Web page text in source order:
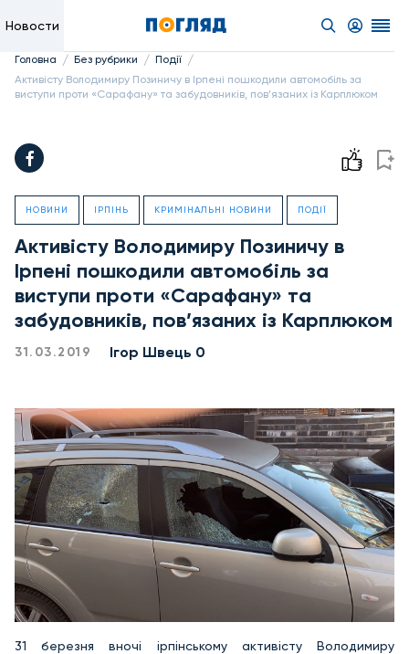
Новости
Головна / Без рубрики / Події /
Активісту Володимиру Позиничу в Ірпені пошкодили автомобіль за
виступи проти «Сарафану» та забудовників, пов’язаних із Карплюком
НОВИНИ ІРПІНЬ КРИМІНАЛЬНІ НОВИНИ ПОДІЇ
Активісту Володимиру Позиничу в
Ірпені пошкодили автомобіль за
виступи проти «Сарафану» та
забудовників, пов’язаних із Карплюком
31.03.2019 Ігор Швець 0
31 березня вночі ірпінському активісту Володимиру